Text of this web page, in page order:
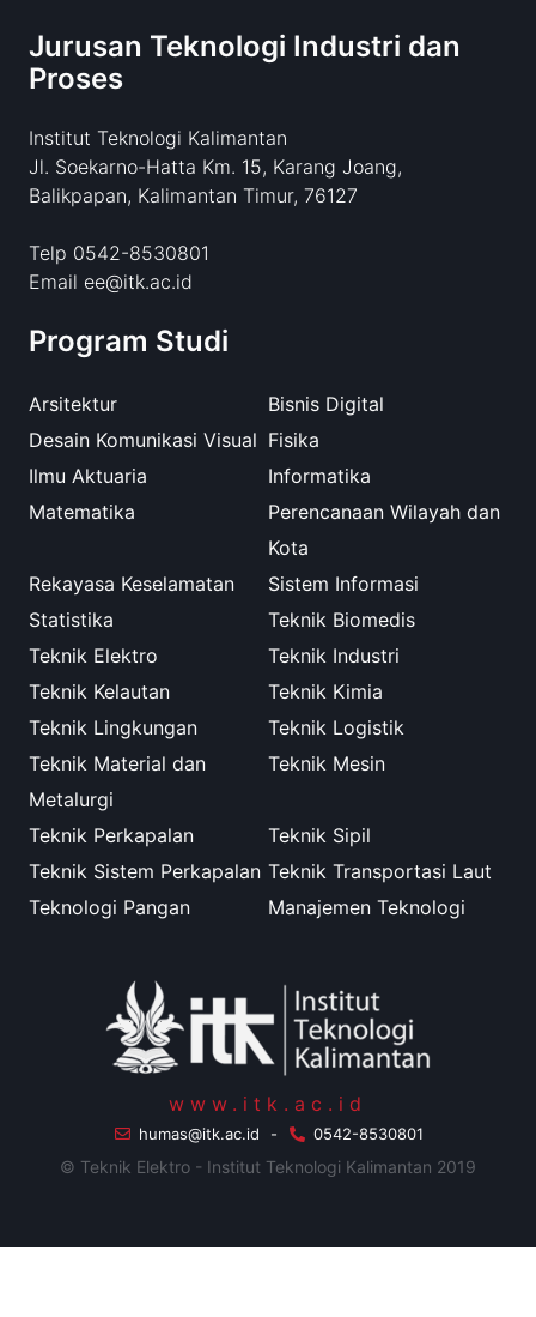
Jurusan Teknologi Industri dan
Proses
Institut Teknologi Kalimantan
Jl. Soekarno-Hatta Km. 15, Karang Joang,
Balikpapan, Kalimantan Timur, 76127
Telp 0542-8530801
Email ee@itk.ac.id
Program Studi
Arsitektur
Bisnis Digital
Desain Komunikasi Visual Fisika
Ilmu Aktuaria
Informatika
Matematika
Perencanaan Wilayah dan
Kota
Rekayasa Keselamatan
Sistem Informasi
Statistika
Teknik Biomedis
Teknik Elektro
Teknik Industri
Teknik Kelautan
Teknik Kimia
Teknik Lingkungan
Teknik Logistik
Teknik Material dan
Metalurgi
Teknik Mesin
Teknik Perkapalan
Teknik Sipil
Teknik Sistem Perkapalan Teknik Transportasi Laut
Teknologi Pangan
Manajemen Teknologi
www.itk.ac.id
humas@itk.ac.id - 0542-8530801
© Teknik Elektro - Institut Teknologi Kalimantan 2019